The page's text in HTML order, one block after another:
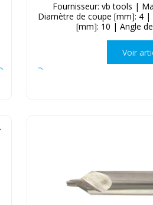
Fournisseur: vb tools |
Diamètre de coupe [mm]: 4
[mm]: 10 | Angle
Voir